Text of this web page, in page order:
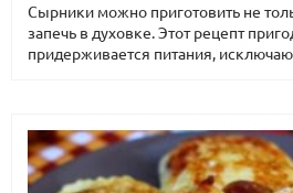
Сырники можно приготовить не
запечь в духовке. Этот рецепт
придерживается питания,